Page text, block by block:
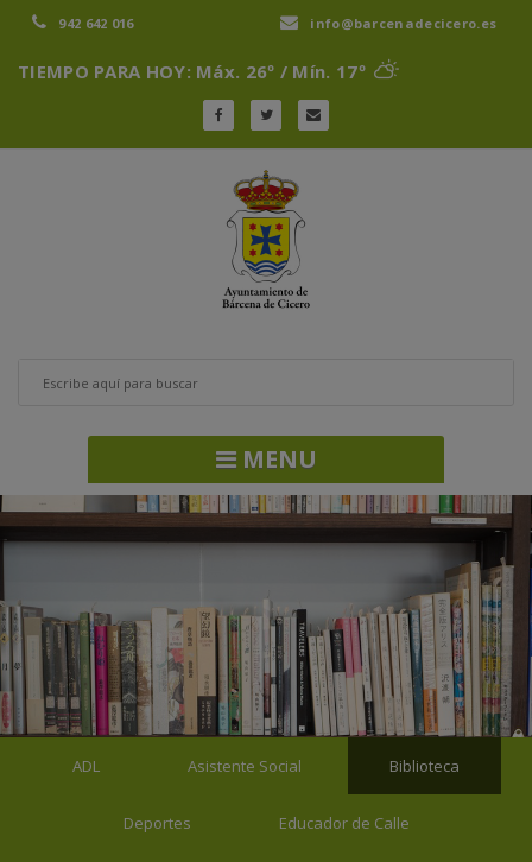
942 642 016 info@barcenadecicero.es
TIEMPO PARA HOY: Máx. 26º / Mín. 17º
MENU
ADL Asistente Social Biblioteca
Deportes Educador de Calle